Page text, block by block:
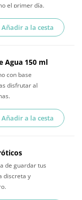
el primer día.
Añadir a la cesta
Agua 150 ml
con base
disfrutar al
Añadir a la cesta
de guardar tus
discreta y